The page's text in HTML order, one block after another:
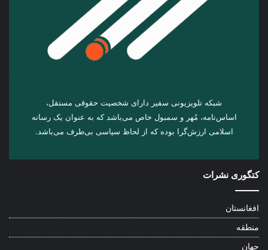
شبکه تلویزیونی سفیر دارای شخصیت حقوقی مستقل،
اساس‌نامه، مُهر و سمبول خاص می‌باشد که به عنوان یک رسانه
اسلامی ارزش‌گرا بوده که از لحاظ سیاسی بی‌طرف می‌باشد.
کتگوری نشرات
افغانستان
منطقه
جهان